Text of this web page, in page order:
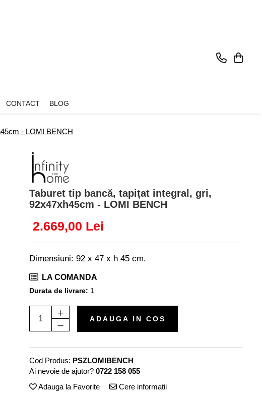
CONTACT BLOG
- LOMI BENCH
Taburet tip bancă, tapițat integral, gri,
92x47xh45cm - LOMI BENCH
2.669,00 Lei
Dimensiuni: 92 x 47 x h 45 cm.
LA COMANDA
Durata de livrare: 1
ADAUGA IN COS
Cod Produs: PSZLOMIBENCH
Ai nevoie de ajutor? 0722 158 055
Adauga la Favorite
Cere informatii